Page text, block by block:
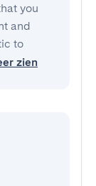
you
and
to
zien